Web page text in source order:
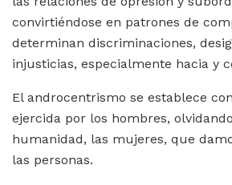
convirtiéndose en patrones de
determinan discriminaciones,
injusticias, especialmente hacia y
El androcentrismo se establece
ejercida por los hombres,
humanidad, las mujeres, que
las personas.